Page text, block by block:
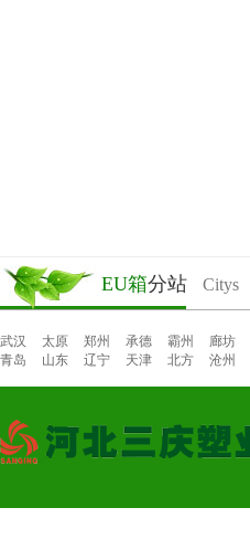
EU箱分站 Citys
武汉 太原 郑州 承德 霸州 廊坊
青岛
山东 辽宁 天津 北方 沧州